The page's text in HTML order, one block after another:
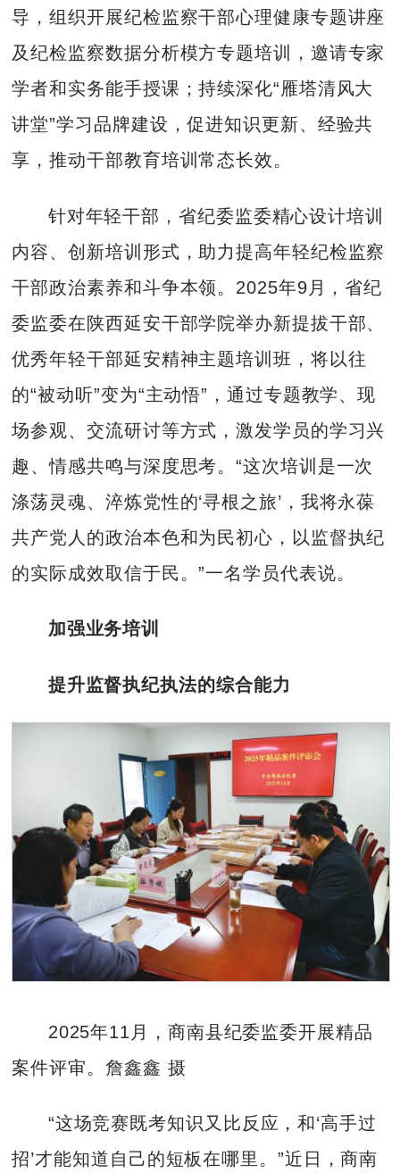
导，组织开展纪检监察干部心理健康专题讲座
及纪检监察数据分析模方专题培训，邀请专家
学者和实务能手授课；持续深化“雁塔清风大
讲堂”学习品牌建设，促进知识更新、经验共
享，推动干部教育培训常态长效。
针对年轻干部，省纪委监委精心设计培训
内容、创新培训形式，助力提高年轻纪检监察
干部政治素养和斗争本领。2025年9月，省纪
委监委在陕西延安干部学院举办新提拔干部、
优秀年轻干部延安精神主题培训班，将以往
的“被动听”变为“主动悟”，通过专题教学、现
场参观、交流研讨等方式，激发学员的学习兴
趣、情感共鸣与深度思考。“这次培训是一次
涤荡灵魂、淬炼党性的‘寻根之旅’，我将永葆
共产党人的政治本色和为民初心，以监督执纪
的实际成效取信于民。”一名学员代表说。
加强业务培训
提升监督执纪执法的综合能力
2025年11月，商南县纪委监委开展精品
案件评审。詹鑫鑫 摄
“这场竞赛既考知识又比反应，和‘高手过
招’才能知道自己的短板在哪里。”近日，商南